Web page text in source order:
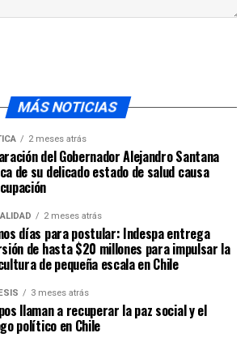
MÁS NOTICIAS
2 meses atrás
del Gobernador Alejandro Santana
de su delicado estado de salud causa
2 meses atrás
días para postular: Indespa entrega
de hasta $20 millones para impulsar la
de pequeña escala en Chile
3 meses atrás
llaman a recuperar la paz social y el
político en Chile